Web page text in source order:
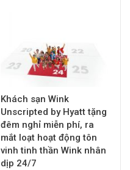
Khách sạn Wink
Unscripted by Hyatt tặng
đêm nghỉ miễn phí, ra
mắt loạt hoạt động tôn
vinh tinh thần Wink nhân
dịp 24/7